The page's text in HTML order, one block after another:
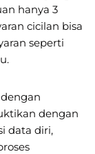
hanya 3
cicilan bisa
seperti
dengan
data diri,